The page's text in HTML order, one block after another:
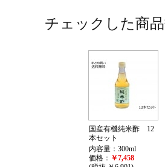
チェックした商
国産有機純米酢 12
本セット
内容量：300ml
価格： ￥7,458